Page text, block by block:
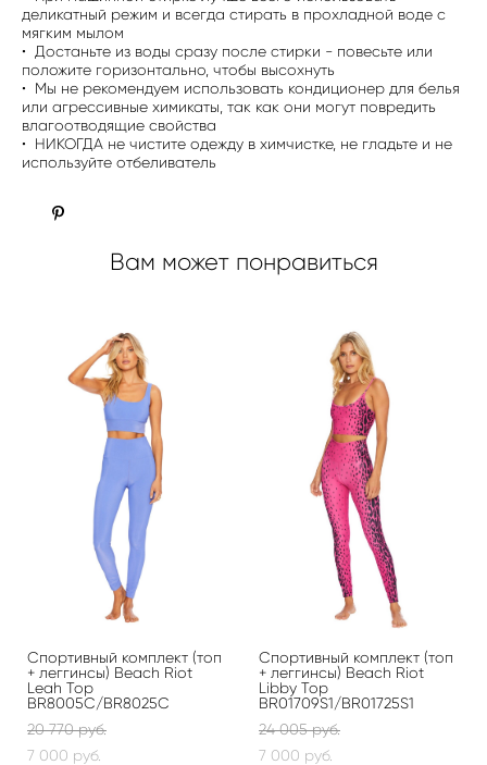
деликатный режим и всегда стирать в прохладной воде с
мягким мылом
• Достаньте из воды сразу после стирки - повесьте или
положите горизонтально, чтобы высохнуть
• Мы не рекомендуем использовать кондиционер для белья
или агрессивные химикаты, так как они могут повредить
влагоотводящие свойства
• НИКОГДА не чистите одежду в химчистке, не гладьте и не
используйте отбеливатель
Вам может понравиться
Спортивный комплект (топ
+ леггинсы) Beach Riot
Leah Top
BR8005C/BR8025C
20 770 pуб.
7 000 pуб.
Спортивный комплект (топ
+ леггинсы) Beach Riot
Libby Top
BR01709S1/BR01725S1
24 005 pуб.
7 000 pуб.